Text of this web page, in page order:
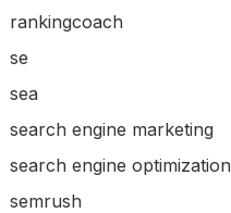
rankingcoach
se
sea
search engine marketing
search engine optimization
semrush